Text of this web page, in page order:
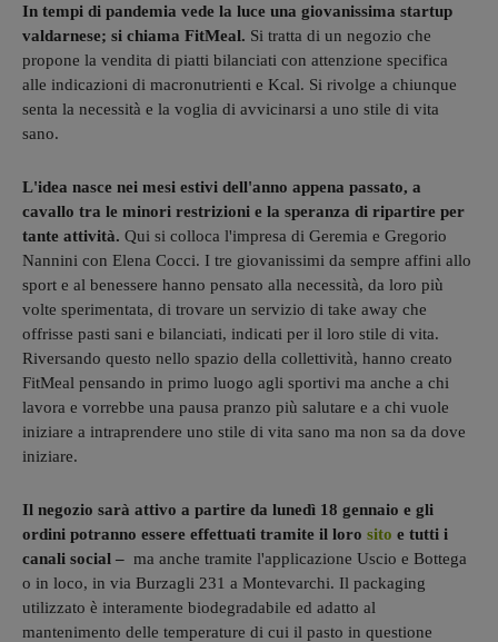
In tempi di pandemia vede la luce una giovanissima startup
valdarnese; si chiama FitMeal. Si tratta di un negozio che
propone la vendita di piatti bilanciati con attenzione specifica
alle indicazioni di macronutrienti e Kcal. Si rivolge a chiunque
senta la necessità e la voglia di avvicinarsi a uno stile di vita
sano.
L'idea nasce nei mesi estivi dell'anno appena passato, a
cavallo tra le minori restrizioni e la speranza di ripartire per
tante attività. Qui si colloca l'impresa di Geremia e Gregorio
Nannini con Elena Cocci. I tre giovanissimi da sempre affini allo
sport e al benessere hanno pensato alla necessità, da loro più
volte sperimentata, di trovare un servizio di take away che
offrisse pasti sani e bilanciati, indicati per il loro stile di vita.
Riversando questo nello spazio della collettività, hanno creato
FitMeal pensando in primo luogo agli sportivi ma anche a chi
lavora e vorrebbe una pausa pranzo più salutare e a chi vuole
iniziare a intraprendere uno stile di vita sano ma non sa da dove
iniziare.
Il negozio sarà attivo a partire da lunedì 18 gennaio e gli
ordini potranno essere effettuati tramite il loro sito e tutti i
canali social – ma anche tramite l'applicazione Uscio e Bottega
o in loco, in via Burzagli 231 a Montevarchi. Il packaging
utilizzato è interamente biodegradabile ed adatto al
mantenimento delle temperature di cui il pasto in questione